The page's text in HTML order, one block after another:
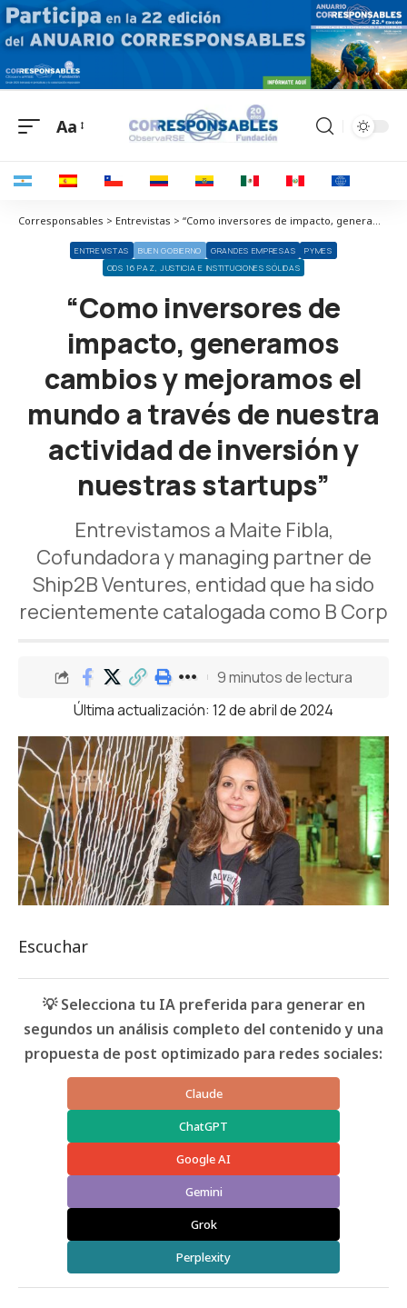
Aa
Corresponsables > Entrevistas > “Como inversores de impacto, generamos cambios y mejoramos el mundo a través de nuestra actividad de inversión y nuestras startups”
ENTREVISTAS BUEN GOBIERNO GRANDES EMPRESAS
PYMES
ODS 16 PAZ, JUSTICIA E INSTITUCIONES SÓLIDAS
“Como inversores de
impacto, generamos
cambios y mejoramos el
mundo a través de nuestra
actividad de inversión y
nuestras startups”
Entrevistamos a Maite Fibla,
Cofundadora y managing partner de
Ship2B Ventures, entidad que ha sido
recientemente catalogada como B Corp
Última actualización: 12 de abril de 2024
9 minutos de lectura
Escuchar
💡 Selecciona tu IA preferida para generar en
segundos un análisis completo del contenido y una
propuesta de post optimizado para redes sociales:
Claude
ChatGPT
Google AI
Gemini
Grok
Perplexity